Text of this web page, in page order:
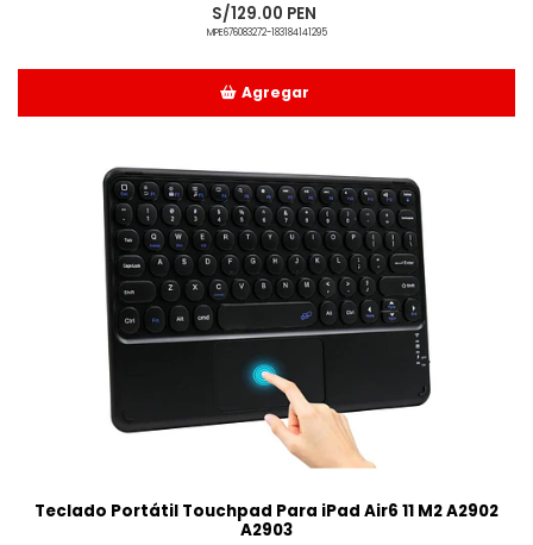
S/129.00 PEN
MPE676083272-183184141295
Agregar
Teclado Portátil Touchpad Para iPad Air6 11 M2 A2902
A2903